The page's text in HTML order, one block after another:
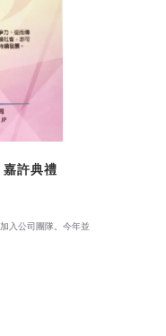
許典禮
入公司團隊。今年並